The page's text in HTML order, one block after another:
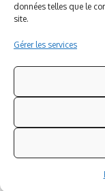
données telles que le
site.
Gérer les services